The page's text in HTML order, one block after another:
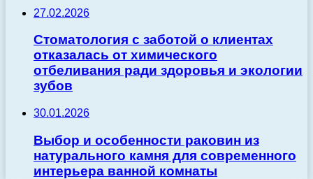
27.02.2026
Стоматология с заботой о клиентах
отказалась от химического
отбеливания ради здоровья и экологии
зубов
30.01.2026
Выбор и особенности раковин из
натурального камня для современного
интерьера ванной комнаты